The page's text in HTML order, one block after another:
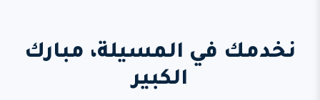
نخدمك في المسيلة، مبارك
الكبير